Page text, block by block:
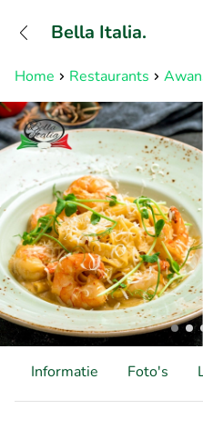
Home Restaurants
Bella Italia.
Informatie Foto's